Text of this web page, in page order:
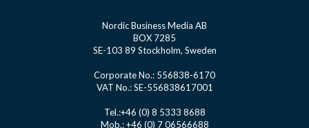
Nordic Business Media AB
BOX 7285
SE-103 89 Stockholm, Sweden
Corporate No.: 556838-6170
VAT No.: SE-556838617001
Tel.:+46 (0) 8 5333 8688
Mob.: +46 (0) 7 06566688